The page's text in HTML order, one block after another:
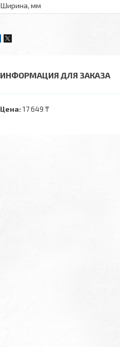
Ширина, мм
ИНФОРМАЦИЯ ДЛЯ ЗАКАЗА
Цена: 17 649 ₸